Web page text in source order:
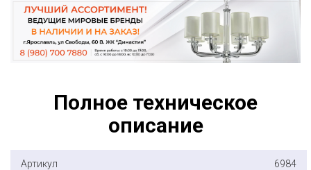
Полное техническое
описание
Артикул 6984